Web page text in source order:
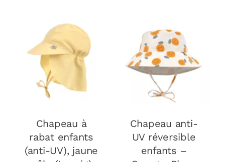
CHOIX DES
OPTIONS
CE
PRODUIT
PLUSIEURS
OPTIONS
PEUVENT
ÊTRE
CHOISIES
/
DÉTAILS
Chapeau à
rabat enfants
(anti-UV), jaune
CHOIX DES
OPTIONS
CE
PRODUIT
A
OPTIONS
PEUVENT
ÊTRE
CHOISIES
/
DÉTAILS
Chapeau anti-
UV réversible
enfants –